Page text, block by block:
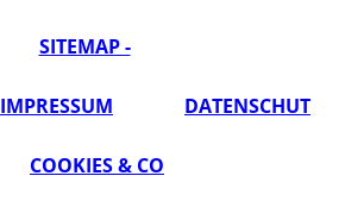
SITEMAP -
IMPRESSUM DATENSCHUT
COOKIES & CO